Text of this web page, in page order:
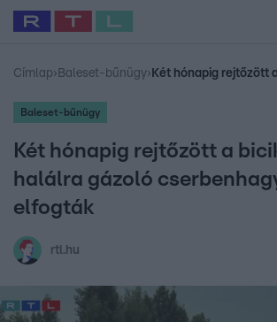
Legfrissebb RTL Híradó
Babits Marcella Most
Címlap› Baleset-bűnügy›
Baleset-bűnügy
Két hónapig rejtőzött a
halálra gázoló
elfogták
rtl.hu